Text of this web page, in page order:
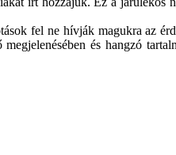
fel ne hívják magukra az
és hangzó